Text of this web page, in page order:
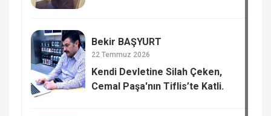
Bekir BAŞYURT
22 Temmuz 2026
Kendi Devletine Silah Çeken,
Cemal Paşa'nın Tiflis’te Katli.